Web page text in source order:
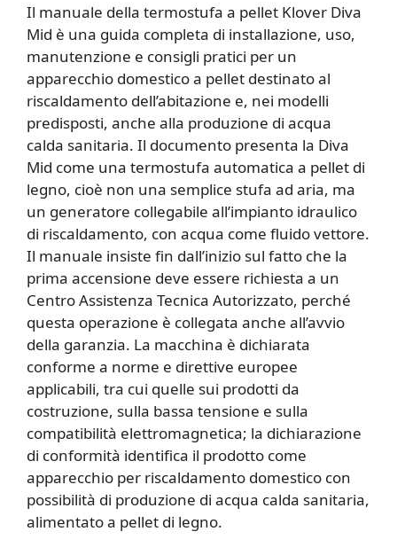
Il manuale della termostufa a pellet Klover Diva
Mid è una guida completa di installazione, uso,
manutenzione e consigli pratici per un
apparecchio domestico a pellet destinato al
riscaldamento dell’abitazione e, nei modelli
predisposti, anche alla produzione di acqua
calda sanitaria. Il documento presenta la Diva
Mid come una termostufa automatica a pellet di
legno, cioè non una semplice stufa ad aria, ma
un generatore collegabile all’impianto idraulico
di riscaldamento, con acqua come fluido vettore.
Il manuale insiste fin dall’inizio sul fatto che la
prima accensione deve essere richiesta a un
Centro Assistenza Tecnica Autorizzato, perché
questa operazione è collegata anche all’avvio
della garanzia. La macchina è dichiarata
conforme a norme e direttive europee
applicabili, tra cui quelle sui prodotti da
costruzione, sulla bassa tensione e sulla
compatibilità elettromagnetica; la dichiarazione
di conformità identifica il prodotto come
apparecchio per riscaldamento domestico con
possibilità di produzione di acqua calda sanitaria,
alimentato a pellet di legno.